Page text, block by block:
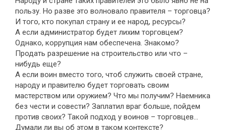
пользу. Но разве это волновало правителя – торговца?
И того, кто покупал страну и ее народ, ресурсы?
А если администратор будет лихим торговцем?
Однако, коррупция нам обеспечена. Знакомо?
Продать разрешение на строительство или что –
нибудь еще?
А если воин вместо того, чтоб служить своей стране,
народу и правителю будет торговать своим
мастерством или оружием? Что мы получим? Наемника
без чести и совести? Заплатил враг больше, пойдем
против своих? Такой подход у воинов – торговцев…
Думали ли вы об этом в таком контексте?